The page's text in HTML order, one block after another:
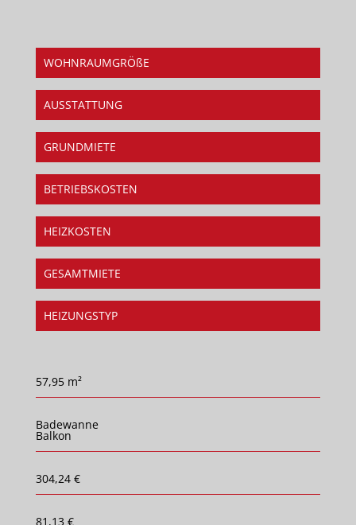
WOHNRAUMGRÖßE
AUSSTATTUNG
GRUNDMIETE
BETRIEBSKOSTEN
HEIZKOSTEN
GESAMTMIETE
HEIZUNGSTYP
57,95 m²
Badewanne
Balkon
304,24 €
81,13 €